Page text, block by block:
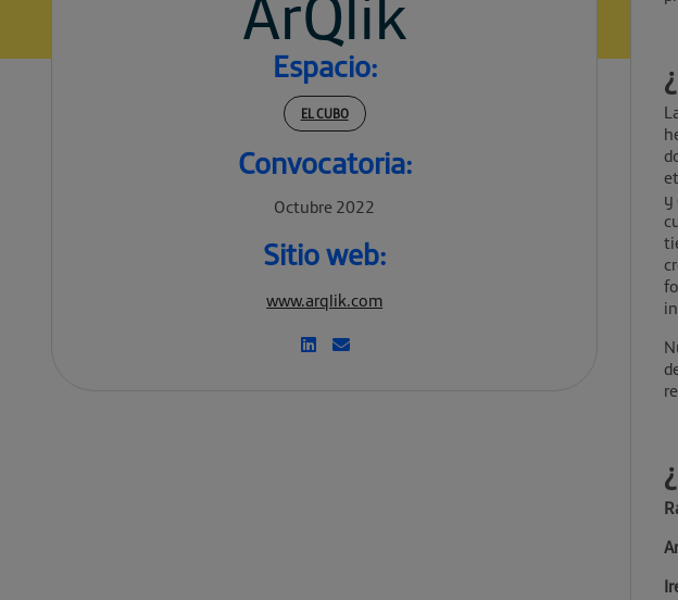
Espacio:
EL CUBO
Convocatoria:
Octubre 2022
Sitio web:
www.arqlik.com
y